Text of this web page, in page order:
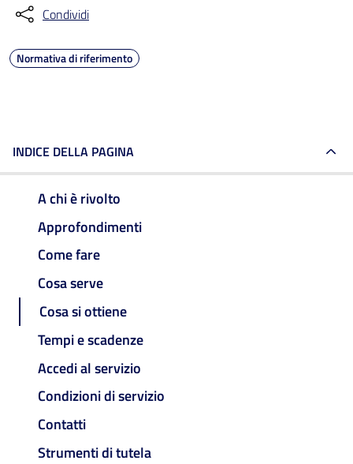
Condividi
Normativa di riferimento
INDICE DELLA PAGINA
A chi è rivolto
Approfondimenti
Come fare
Cosa serve
Cosa si ottiene
Tempi e scadenze
Accedi al servizio
Condizioni di servizio
Contatti
Strumenti di tutela